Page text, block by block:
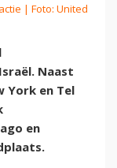
| Foto: United
Naast
York en Tel
en